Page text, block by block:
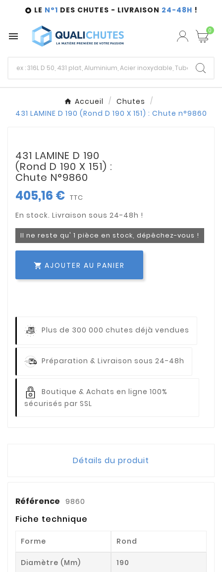
 LE N°1 DES CHUTES - LIVRAISON 24-48H !
 0
Accueil
Chutes
431 LAMINE D 190 (Rond D 190 X 151) : Chute n°9860
431 LAMINE D 190
(Rond D 190 X 151) :
Chute N°9860
405,16 € TTC
Il ne reste qu' 1 pièce en stock, dépêchez-vous !
 AJOUTER AU PANIER
Plus de 300 000 chutes déjà vendues
Préparation & Livraison sous 24-48h
Boutique & Achats en ligne 100%
sécurisés par SSL
Détails du produit
Référence 9860
Fiche technique
Forme Rond
Diamètre (mm) 190